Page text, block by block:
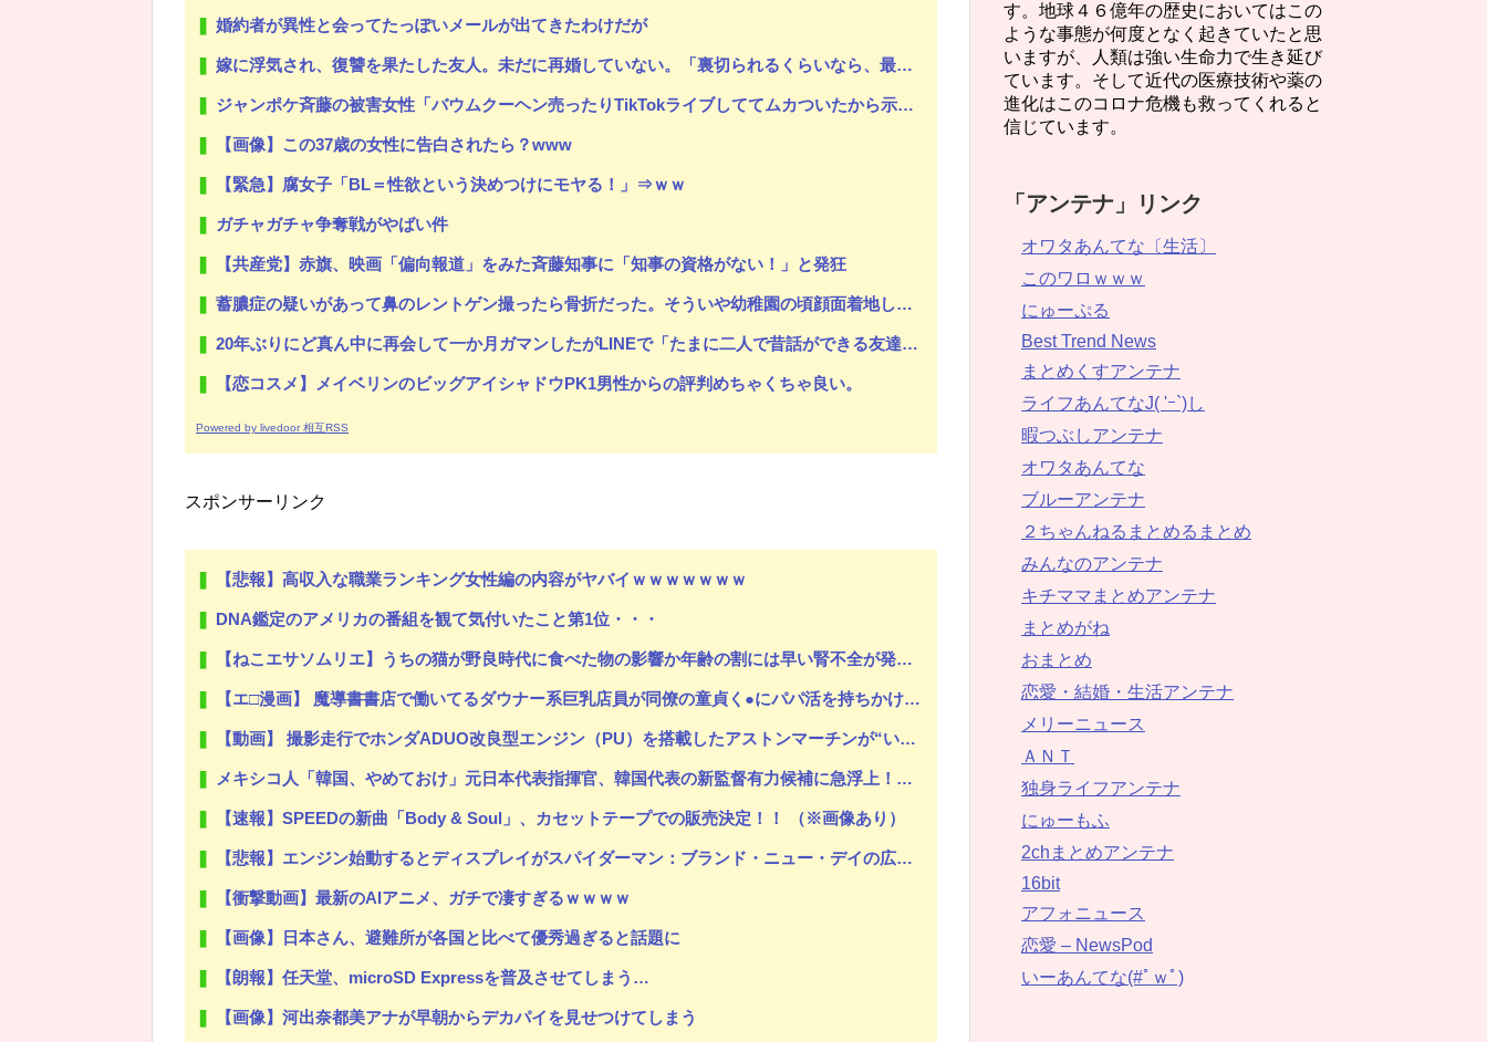
婚約者が異性と会ってたっぽいメールが出てきたわけだが
嫁に浮気され、復讐を果たした友人。未だに再婚していない。「裏切られるくらいなら、最初からしないほうがマシだ」それ聞いて、なんか泣けちまった…
ジャンポケ斉藤の被害女性「バウムクーヘン売ったりTikTokライブしててムカついたから示談しなかった」
【画像】この37歳の女性に告白されたら？www
【緊急】腐女子「BL＝性欲という決めつけにモヤる！」⇒ｗｗ
ガチャガチャ争奪戦がやばい件
【共産党】赤旗、映画「偏向報道」をみた斉藤知事に「知事の資格がない！」と発狂
蓄膿症の疑いがあって鼻のレントゲン撮ったら骨折だった。そういや幼稚園の頃顔面着地したことがあったが、 母ちゃん当時気づかなかったのかよ・・・
20年ぶりにど真ん中に再会して一か月ガマンしたがLINEで「たまに二人で昔話ができる友達になろう」的なメッセ送信した。昨日まで既読無視
【恋コスメ】メイベリンのビッグアイシャドウPK1男性からの評判めちゃくちゃ良い。
Powered by livedoor 相互RSS
スポンサーリンク
【悲報】高収入な職業ランキング女性編の内容がヤバイｗｗｗｗｗｗｗ
DNA鑑定のアメリカの番組を観て気付いたこと第1位・・・
【ねこエサソムリエ】うちの猫が野良時代に食べた物の影響か年齢の割には早い腎不全が発覚 → いろんなフードを買っては勧めてはダメで余ったフードを私が食べてみた結果…
【エ□漫画】 魔導書書店で働いてるダウナー系巨乳店員が同僚の童貞く●にパパ活を持ちかけてお金をもらって中出しセッ●スしちゃう！
【動画】 撮影走行でホンダADUO改良型エンジン（PU）を搭載したアストンマーチンが“いい音”と話題に
メキシコ人「韓国、やめておけ」元日本代表指揮官、韓国代表の新監督有力候補に急浮上！【海外の反応】
【速報】SPEEDの新曲「Body & Soul」、カセットテープでの販売決定！！ （※画像あり）
【悲報】エンジン始動するとディスプレイがスパイダーマン：ブランド・ニュー・デイの広告に乗っ取られる→BMWオーナーらブチ切れｗｗｗｗｗｗｗｗｗ
【衝撃動画】最新のAIアニメ、ガチで凄すぎるｗｗｗｗ
【画像】日本さん、避難所が各国と比べて優秀過ぎると話題に
【朗報】任天堂、microSD Expressを普及させてしまう…
【画像】河出奈都美アナが早朝からデカパイを見せつけてしまう
す。地球４６億年の歴史においてはこの
ような事態が何度となく起きていたと思
いますが、人類は強い生命力で生き延び
ています。そして近代の医療技術や薬の
進化はこのコロナ危機も救ってくれると
信じています。
「アンテナ」リンク
オワタあんてな〔生活〕
このワロｗｗｗ
にゅーぷる
Best Trend News
まとめくすアンテナ
ライフあんてなJ( 'ｰ`)し
暇つぶしアンテナ
オワタあんてな
ブルーアンテナ
２ちゃんねるまとめるまとめ
みんなのアンテナ
キチママまとめアンテナ
まとめがね
おまとめ
恋愛・結婚・生活アンテナ
メリーニュース
ＡＮＴ
独身ライフアンテナ
にゅーもふ
2chまとめアンテナ
16bit
アフォニュース
恋愛 – NewsPod
いーあんてな(#ﾟｗﾟ)